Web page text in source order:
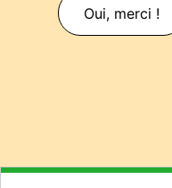
Oui, merci !